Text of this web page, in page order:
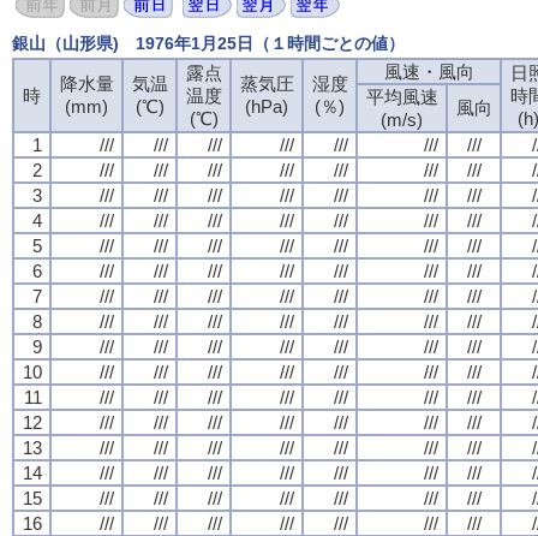
銀山（山形県) 1976年1月25日（１時間ごとの値）
時
降水量
(mm)
気温
(℃)
露点
温度
(℃)
蒸気圧
(hPa)
湿度
(％)
風速・風向
日
時
(h)
平均風速
(m/s)
風向
1
/// /// /// /// /// /// ///
2
/// /// /// /// /// /// ///
3
/// /// /// /// /// /// ///
4
/// /// /// /// /// /// ///
5
/// /// /// /// /// /// ///
6
/// /// /// /// /// /// ///
7
/// /// /// /// /// /// ///
8
/// /// /// /// /// /// ///
9
/// /// /// /// /// /// ///
10
/// /// /// /// /// /// ///
11
/// /// /// /// /// /// ///
12
/// /// /// /// /// /// ///
13
/// /// /// /// /// /// ///
14
/// /// /// /// /// /// ///
15
/// /// /// /// /// /// ///
16
/// /// /// /// /// /// ///